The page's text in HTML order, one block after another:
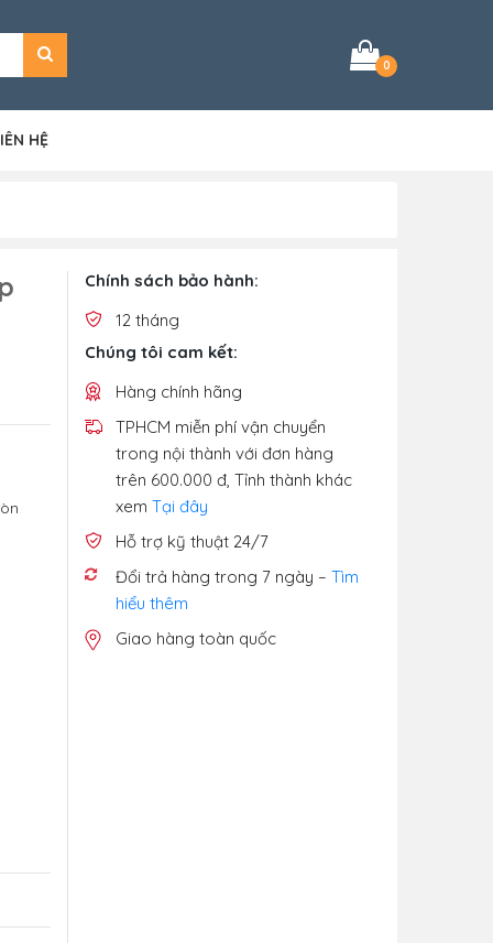
0
HỆ
Chính sách bảo hành:
12 tháng
Chúng tôi cam kết:
Hàng chính hãng
TPHCM miễn phí vận chuyển
trong nội thành với đơn hàng
trên 600.000 đ, Tỉnh thành khác
xem Tại đây
Hỗ trợ kỹ thuật 24/7
Đổi trả hàng trong 7 ngày – Tìm
hiểu thêm
Giao hàng toàn quốc